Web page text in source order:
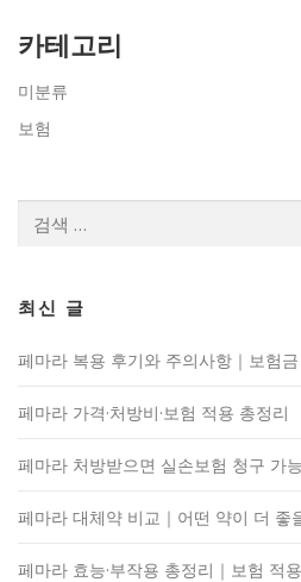
카테고리
미분류
보험
최신 글
페마라 복용 후기와 주의사항｜보험
페마라 가격·처방비·보험 적용 총정리
페마라 처방받으면 실손보험 청구 가
페마라 대체약 비교｜어떤 약이 더 좋
페마라 효능·부작용 총정리｜보험 적